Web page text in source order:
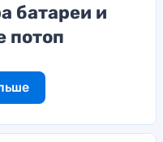
батареи и
потоп